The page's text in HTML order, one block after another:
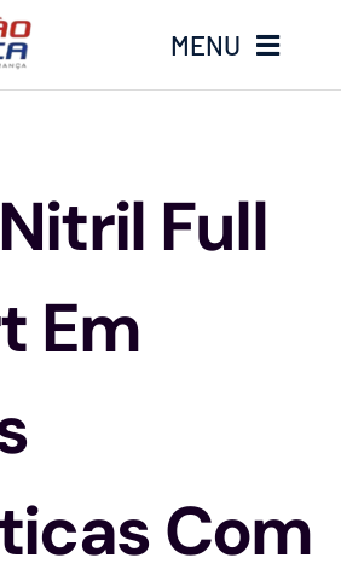
MENU
Full
Em
Com